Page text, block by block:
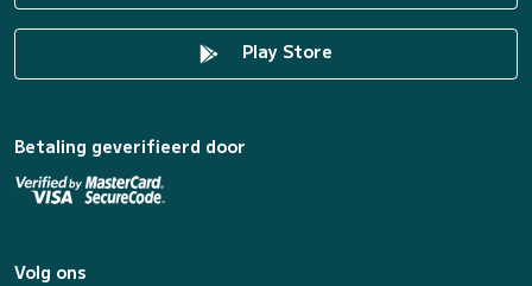
Play Store
Betaling geverifieerd door
Volg ons